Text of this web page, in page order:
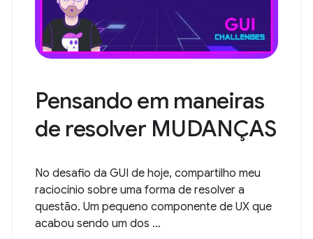
Pensando em maneiras
de resolver MUDANÇAS
No desafio da GUI de hoje, compartilho meu
raciocínio sobre uma forma de resolver a
questão. Um pequeno componente de UX que
acabou sendo um dos ...